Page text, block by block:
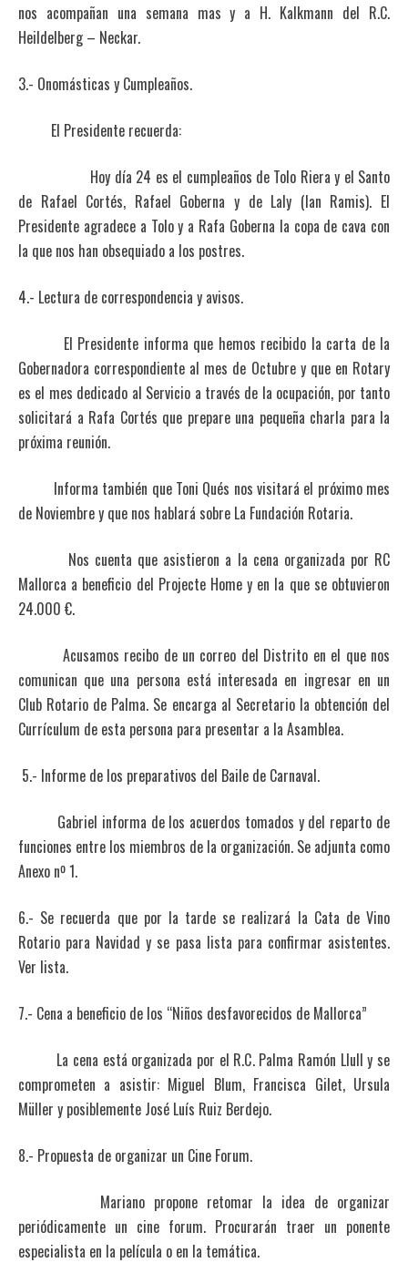
nos acompañan una semana mas y a H. Kalkmann del R.C.
Heildelberg – Neckar.
3.- Onomásticas y Cumpleaños.
El Presidente recuerda:
Hoy día 24 es el cumpleaños de Tolo Riera y el Santo
de Rafael Cortés, Rafael Goberna y de Laly (Ian Ramis). El
Presidente agradece a Tolo y a Rafa Goberna la copa de cava con
la que nos han obsequiado a los postres.
4.- Lectura de correspondencia y avisos.
El Presidente informa que hemos recibido la carta de la
Gobernadora correspondiente al mes de Octubre y que en Rotary
es el mes dedicado al Servicio a través de la ocupación, por tanto
solicitará a Rafa Cortés que prepare una pequeña charla para la
próxima reunión.
Informa también que Toni Qués nos visitará el próximo mes
de Noviembre y que nos hablará sobre La Fundación Rotaria.
Nos cuenta que asistieron a la cena organizada por RC
Mallorca a beneficio del Projecte Home y en la que se obtuvieron
24.000 €.
Acusamos recibo de un correo del Distrito en el que nos
comunican que una persona está interesada en ingresar en un
Club Rotario de Palma. Se encarga al Secretario la obtención del
Currículum de esta persona para presentar a la Asamblea.
5.- Informe de los preparativos del Baile de Carnaval.
Gabriel informa de los acuerdos tomados y del reparto de
funciones entre los miembros de la organización. Se adjunta como
Anexo nº 1.
6.- Se recuerda que por la tarde se realizará la Cata de Vino
Rotario para Navidad y se pasa lista para confirmar asistentes.
Ver lista.
7.- Cena a beneficio de los “Niños desfavorecidos de Mallorca”
La cena está organizada por el R.C. Palma Ramón Llull y se
comprometen a asistir: Miguel Blum, Francisca Gilet, Ursula
Müller y posiblemente José Luís Ruiz Berdejo.
8.- Propuesta de organizar un Cine Forum.
Mariano propone retomar la idea de organizar
periódicamente un cine forum. Procurarán traer un ponente
especialista en la película o en la temática.